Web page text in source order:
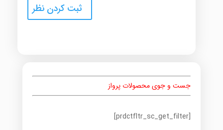
جست و جوی محصولات پرواز
[prdctfltr_sc_get_filter]